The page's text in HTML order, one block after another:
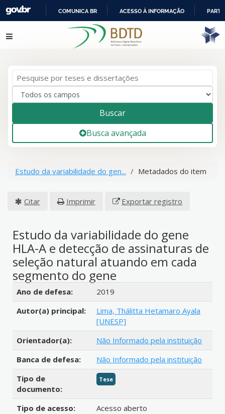
IR
PARA
COMUNICA BR ACESSO À INFORMAÇÃO
Pular para o conteúdo
Buscar
Busca avançada
Estudo da variabilidade do gen... Metadados do item
Citar Imprimir Exportar registro
Estudo da variabilidade do gene
HLA-A e detecção de assinaturas de
seleção natural atuando em cada
segmento do gene
Detalhes bibliográficos
Ano de defesa:
2019
Autor(a) principal:
Lima, Thálitta Hetamaro Ayala
[UNESP]
Orientador(a):
Não Informado pela instituição
Banca de defesa:
Não Informado pela instituição
Tipo de
documento:
Tese
Tipo de acesso:
Acesso aberto